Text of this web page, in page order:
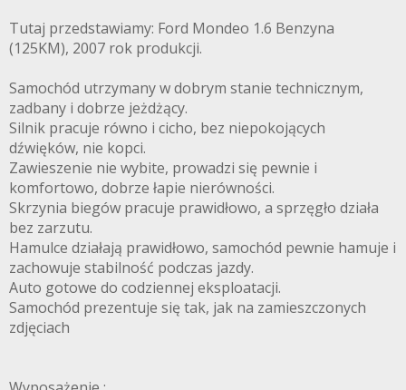
Tutaj przedstawiamy: Ford Mondeo 1.6 Benzyna
(125KM), 2007 rok produkcji.
Samochód utrzymany w dobrym stanie technicznym,
zadbany i dobrze jeżdżący.
Silnik pracuje równo i cicho, bez niepokojących
dźwięków, nie kopci.
Zawieszenie nie wybite, prowadzi się pewnie i
komfortowo, dobrze łapie nierówności.
Skrzynia biegów pracuje prawidłowo, a sprzęgło działa
bez zarzutu.
Hamulce działają prawidłowo, samochód pewnie hamuje i
zachowuje stabilność podczas jazdy.
Auto gotowe do codziennej eksploatacji.
Samochód prezentuje się tak, jak na zamieszczonych
zdjęciach